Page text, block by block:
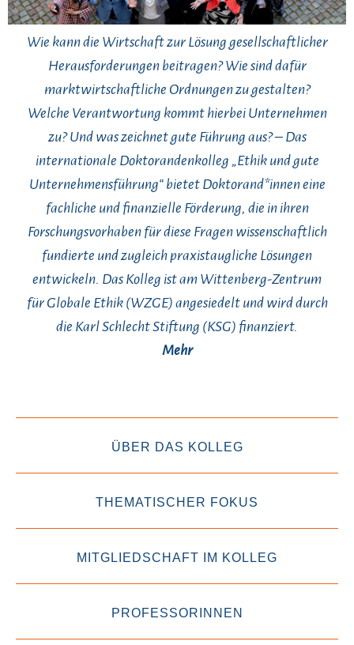
Wie kann die Wirtschaft zur Lösung gesellschaftlicher
Herausforderungen beitragen? Wie sind dafür
marktwirtschaftliche Ordnungen zu gestalten?
Welche Verantwortung kommt hierbei Unternehmen
zu? Und was zeichnet gute Führung aus? – Das
internationale Doktorandenkolleg „Ethik und gute
Unternehmensführung“ bietet Doktorand*innen eine
fachliche und finanzielle Förderung, die in ihren
Forschungsvorhaben für diese Fragen wissenschaftlich
fundierte und zugleich praxistaugliche Lösungen
entwickeln. Das Kolleg ist am Wittenberg-Zentrum
für Globale Ethik (WZGE) angesiedelt und wird durch
die Karl Schlecht Stiftung (KSG) finanziert.
Mehr
ÜBER DAS KOLLEG
THEMATISCHER FOKUS
MITGLIEDSCHAFT IM KOLLEG
PROFESSORINNEN